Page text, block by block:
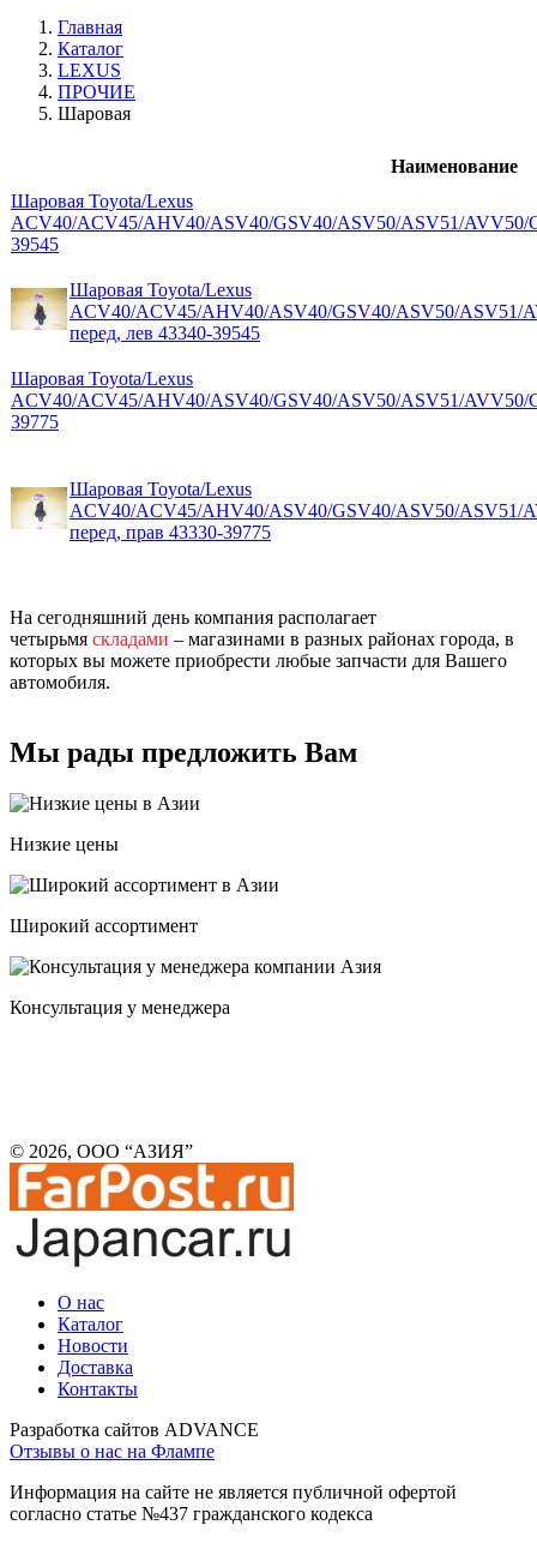
Главная
Каталог
LEXUS
ПРОЧИЕ
Шаровая
Наименование
Шаровая Toyota/Lexus
ACV40/ACV45/AHV40/ASV40/GSV40/ASV50/ASV51/AVV50/
39545
Шаровая Toyota/Lexus
ACV40/ACV45/AHV40/ASV40/GSV40/ASV50/ASV51/
перед, лев 43340-39545
Шаровая Toyota/Lexus
ACV40/ACV45/AHV40/ASV40/GSV40/ASV50/ASV51/AVV50/
39775
Шаровая Toyota/Lexus
ACV40/ACV45/AHV40/ASV40/GSV40/ASV50/ASV51/
перед, прав 43330-39775
На сегодняшний день компания располагает
четырьмя складами – магазинами в разных районах города, в
которых вы можете приобрести любые запчасти для Вашего
автомобиля.
Мы рады предложить Вам
Низкие цены
Широкий ассортимент
Консультация у менеджера
© 2026, ООО “АЗИЯ”
О нас
Каталог
Новости
Доставка
Контакты
Разработка сайтов ADVANCE
Отзывы о нас на Флампе
Информация на сайте не является публичной офертой
согласно статье №437 гражданского кодекса